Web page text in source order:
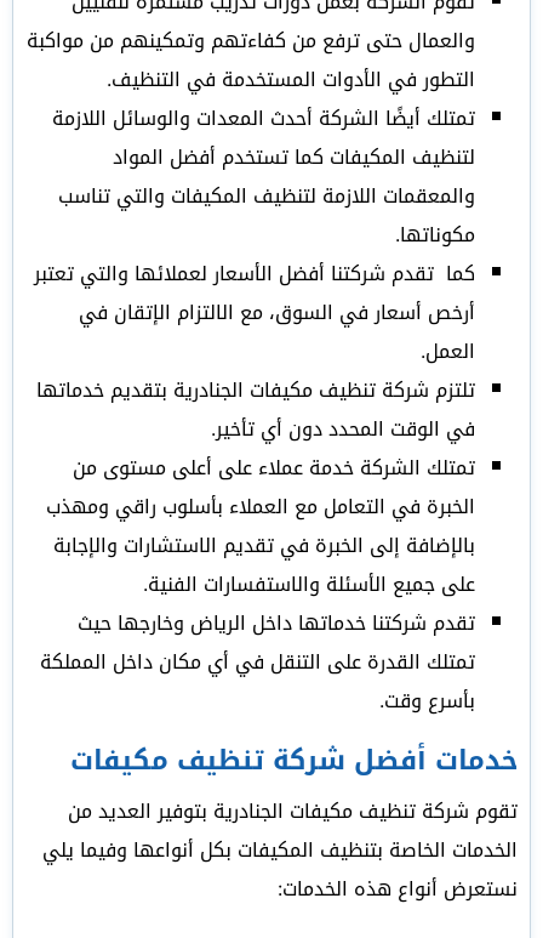
والعمال حتى ترفع من كفاءتهم وتمكينهم من مواكبة
التطور في الأدوات المستخدمة في التنظيف.
تمتلك أيضًا الشركة أحدث المعدات والوسائل اللازمة
لتنظيف المكيفات كما تستخدم أفضل المواد
والمعقمات اللازمة لتنظيف المكيفات والتي تناسب
مكوناتها.
كما تقدم شركتنا أفضل الأسعار لعملائها والتي تعتبر
أرخص أسعار في السوق، مع الالتزام الإتقان في
العمل.
تلتزم شركة تنظيف مكيفات الجنادرية بتقديم خدماتها
في الوقت المحدد دون أي تأخير.
تمتلك الشركة خدمة عملاء على أعلى مستوى من
الخبرة في التعامل مع العملاء بأسلوب راقي ومهذب
بالإضافة إلى الخبرة في تقديم الاستشارات والإجابة
على جميع الأسئلة والاستفسارات الفنية.
تقدم شركتنا خدماتها داخل الرياض وخارجها حيث
تمتلك القدرة على التنقل في أي مكان داخل المملكة
بأسرع وقت.
خدمات أفضل شركة تنظيف مكيفات
تقوم شركة تنظيف مكيفات الجنادرية بتوفير العديد من
الخدمات الخاصة بتنظيف المكيفات بكل أنواعها وفيما يلي
نستعرض أنواع هذه الخدمات: